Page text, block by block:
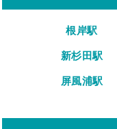
根岸駅
新杉田駅
屏風浦駅